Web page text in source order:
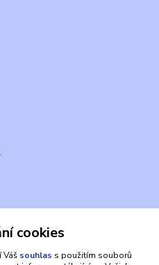
cookies.
cookies
souhlas s použitím souborů